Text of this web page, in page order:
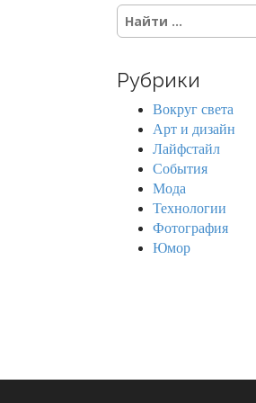
S
e
c
Рубрики
Вокруг света
Арт и дизайн
Лайфстайл
События
Мода
Технологии
Фотография
Юмор